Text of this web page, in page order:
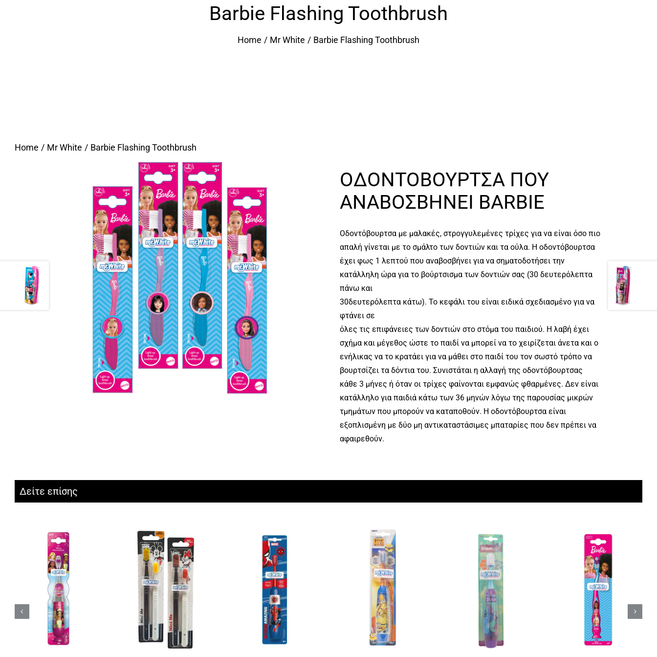
Barbie Flashing Toothbrush
Home Mr White Barbie Flashing Toothbrush
Home Mr White Barbie Flashing Toothbrush
ΟΔΟΝΤΟΒΟΥΡΤΣΑ ΠΟΥ
ΑΝΑΒΟΣΒΗΝΕΙ BARBIE
Οδοντόβουρτσα με μαλακές, στρογγυλεμένες τρίχες για να είναι όσο πιο
απαλή γίνεται με το σμάλτο των δοντιών και τα ούλα. Η οδοντόβουρτσα
έχει φως 1 λεπτού που αναβοσβήνει για να σηματοδοτήσει την
κατάλληλη ώρα για το βούρτσισμα των δοντιών σας (30 δευτερόλεπτα
πάνω και
30δευτερόλεπτα κάτω). Το κεφάλι του είναι ειδικά σχεδιασμένο για να
φτάνει σε
όλες τις επιφάνειες των δοντιών στο στόμα του παιδιού. Η λαβή έχει
σχήμα και μέγεθος ώστε το παιδί να μπορεί να το χειρίζεται άνετα και ο
ενήλικας να το κρατάει για να μάθει στο παιδί του τον σωστό τρόπο να
βουρτσίζει τα δόντια του. Συνιστάται η αλλαγή της οδοντόβουρτσας
κάθε 3 μήνες ή όταν οι τρίχες φαίνονται εμφανώς φθαρμένες. Δεν είναι
κατάλληλο για παιδιά κάτω των 36 μηνών λόγω της παρουσίας μικρών
τμημάτων που μπορούν να καταποθούν. Η οδοντόβουρτσα είναι
εξοπλισμένη με δύο μη αντικαταστάσιμες μπαταρίες που δεν πρέπει να
αφαιρεθούν.
Δείτε επίσης